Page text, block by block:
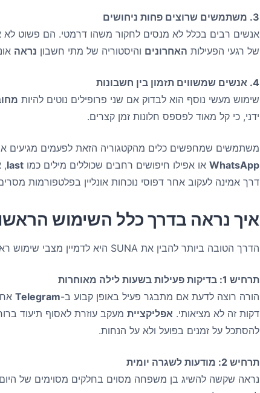
3. משתמשים שרוצים פחות ניחושים
אנשים רבים בכלל לא מנסים לחקור משהו דרמטי. הם פשוט לא
של רגעי הפעילות האחרונים והיסטוריה של מתי חשבון נראה
4. אנשים שמשווים תזמון בין חשבונות
שימוש מעשי נוסף הוא לבדוק אם שני פרופילים נוטים להיות
ידני, כי קל מאוד לפספס חלונות זמן קצרים.
משתמשים שמחפשים כלים מהקטגוריה הזאת לפעמים מגיעים
WhatsApp או אפילו חיפושים רחבים שכוללים מילים כמו last
,
דרך אמינה לעקוב אחר דפוסי נוכחות אונליין בפלטפורמות
איך נראה בדרך כלל השימוש
הדרך הטובה ביותר להבין את SUNA היא לדמיין מצבי שימוש ראשונים מהחיים.
תרחיש 1: בדיקות פעילות בשעות לילה מאוחרות
הורה רוצה לדעת אם מתבגר פעיל באופן קבוע ב-Telegram
דקות זה לא מציאותי. אפליקציית מעקב עוזרת לאסוף תיעוד
להסתכל על זמנים בפועל ולא על הנחות.
תרחיש 2: מודעות לשגרה יומית
נראה שקשה להשיג בן משפחה מסוים בחלקים מסוימים של